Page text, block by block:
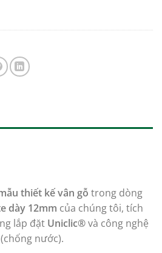
thiết kế vân gỗ trong dòng
dày 12mm của chúng tôi, tích
lắp đặt Uniclic®và công nghệ
(chống nước).